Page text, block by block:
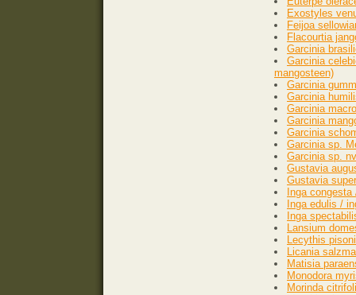
Exostyles
Feijoa
Flacourtia
Garcinia
Garcinia
mangosteen)
Garcinia
Garcinia
Garcinia
Garcinia
Garcinia
Garcinia sp.
Garcinia sp.
Gustavia
Gustavia
Inga
Inga edulis /
Inga
Lansium
Lecythis
Licania
Matisia
Monodora
Morinda